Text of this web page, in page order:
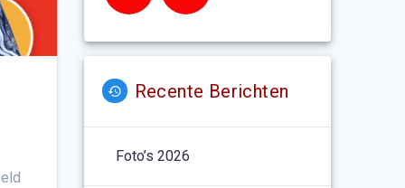
Recente Berichten
Foto’s 2026